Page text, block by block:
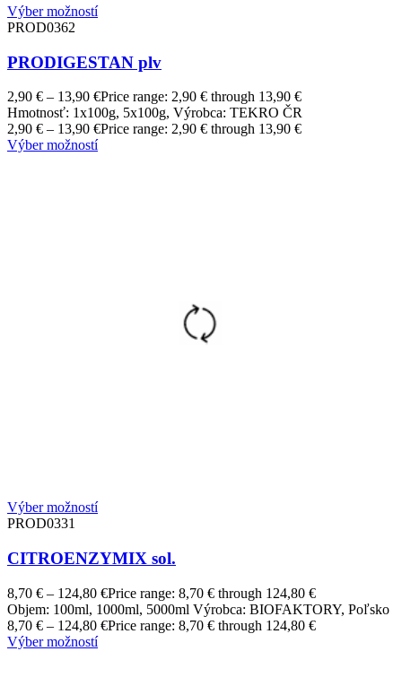
Výber možností
PROD0362
PRODIGESTAN plv
2,90 € – 13,90 €Price range: 2,90 € through 13,90 €
Hmotnosť: 1x100g, 5x100g, Výrobca: TEKRO ČR
2,90 € – 13,90 €Price range: 2,90 € through 13,90 €
Výber možností
Výber možností
PROD0331
CITROENZYMIX sol.
8,70 € – 124,80 €Price range: 8,70 € through 124,80 €
Objem: 100ml, 1000ml, 5000ml Výrobca: BIOFAKTORY, Poľsko
8,70 € – 124,80 €Price range: 8,70 € through 124,80 €
Výber možností